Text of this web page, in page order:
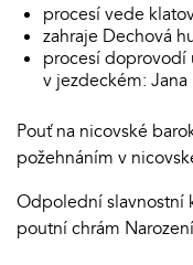
procesí vede
zahraje Dechová
procesí doprovodí
v jezdeckém: Jana
Pouť na nicovské
požehnáním v
Odpolední slavnostní
poutní chrám